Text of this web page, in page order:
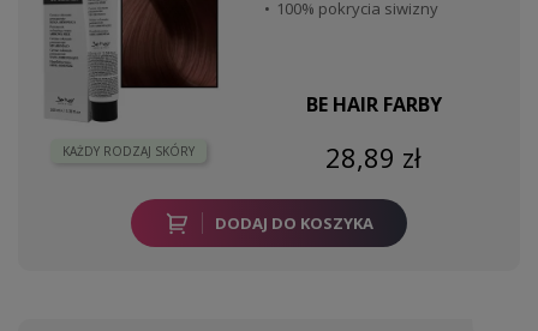
KAŻDY RODZAJ SKÓRY
100% pokrycia siwizny
BE HAIR FARBY
28,89 zł
DODAJ DO KOSZYKA